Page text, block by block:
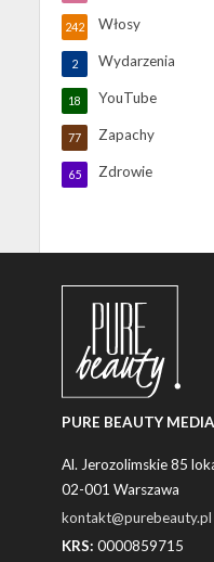
Włosy
242
Wydarzenia
2
YouTube
18
Zapachy
77
Zdrowie
65
PURE BEAUTY
Al. Jerozolimskie 85
02-001 Warszawa
kontakt@purebeauty.pl
KRS: 0000859715